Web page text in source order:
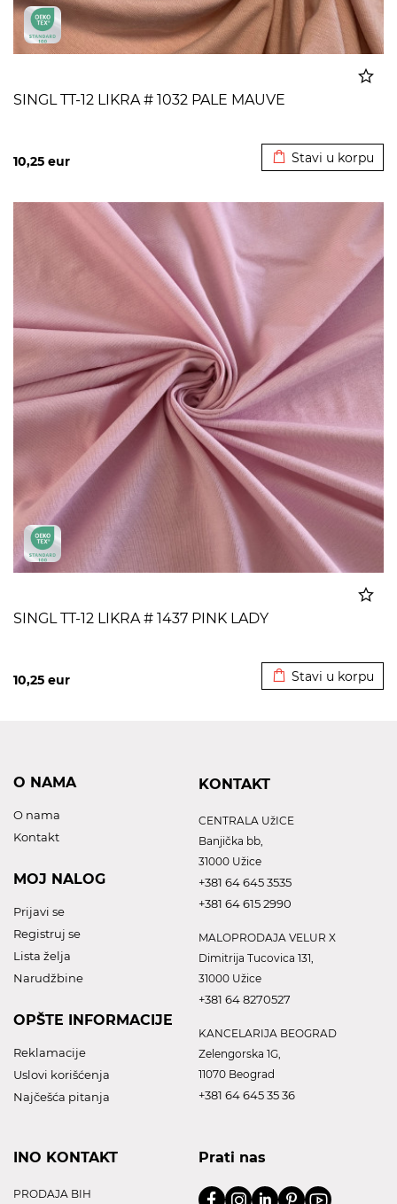
SINGL TT-12 LIKRA # 1032 PALE MAUVE
10,25 eur Stavi u korpu
SINGL TT-12 LIKRA # 1437 PINK LADY
10,25 eur Stavi u korpu
O NAMA
O nama
Kontakt
MOJ NALOG
Prijavi se
Registruj se
Lista želja
Narudžbine
OPŠTE INFORMACIJE
Reklamacije
Uslovi korišćenja
Najčešća pitanja
KONTAKT
CENTRALA UžICE
Banjička bb,
31000 Užice
+381 64 645 3535
+381 64 615 2990
MALOPRODAJA VELUR X
Dimitrija Tucovica 131,
31000 Užice
+381 64 8270527
KANCELARIJA BEOGRAD
Zelengorska 1G,
11070 Beograd
+381 64 645 35 36
INO KONTAKT
PRODAJA BIH
Prati nas